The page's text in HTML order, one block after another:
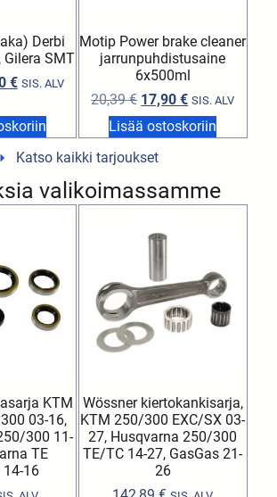
Derbi
Gilera SMT
€ SIS. ALV
Motip Power brake cleaner
jarrunpuhdistusaine
6x500ml
20,39€ 17,90€ SIS. ALV
Lisää ostoskoriin
Katso kaikki tarjoukset
valikoimassamme
KTM
03-16,
300 11-
TE
16
Wössner kiertokankisarja,
KTM 250/300 EXC/SX 03-
27, Husqvarna 250/300
TE/TC 14-27, GasGas 21-
26